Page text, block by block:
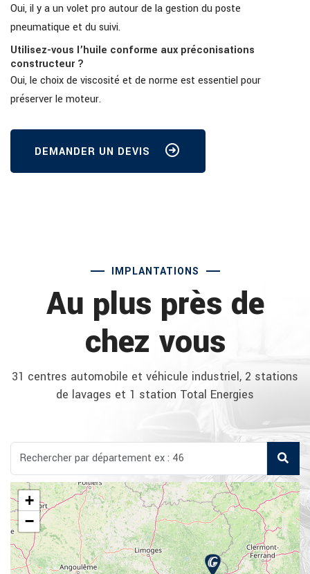
Oui, il y a un volet pro autour de la gestion du poste
pneumatique et du suivi.
Utilisez-vous l’huile conforme aux préconisations
constructeur ?
Oui, le choix de viscosité et de norme est essentiel pour
préserver le moteur.
DEMANDER UN DEVIS
IMPLANTATIONS
Au plus près de
chez vous
31 centres automobile et véhicule industriel, 2 stations
de lavages et 1 station Total Energies
+
−